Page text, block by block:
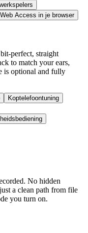
Web Access in je browser
perfect, straight
to match your ears,
is optional and fully
Koptelefoontuning
No hidden
a clean path from file
you turn on.